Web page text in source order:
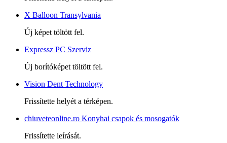
X Balloon Transylvania
Új képet töltött fel.
Expressz PC Szerviz
Új borítóképet töltött fel.
Vision Dent Technology
Frissítette helyét a térképen.
chiuveteonline.ro Konyhai csapok és mosogatók
Frissítette leírását.